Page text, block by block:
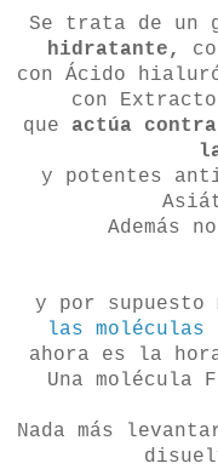
Se trata de un
hidratante,
con Ácido
con
que actúa
y potentes
Además
y por
las
ahora es la
Una molécula
Nada más